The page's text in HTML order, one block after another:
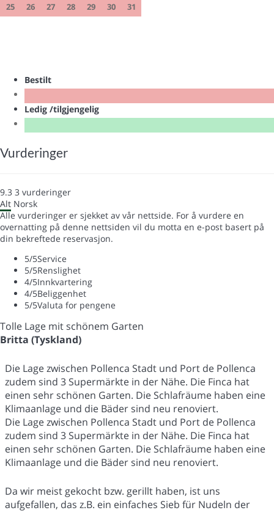
25
26 27 28 29 30 31
Bestilt
Ledig /tilgjengelig
Vurderinger
9.3 3 vurderinger
Alt Norsk
Alle vurderinger er sjekket av vår nettside. For å vurdere en
overnatting på denne nettsiden vil du motta en e-post basert på
din bekreftede reservasjon.
5/5Service
5/5Renslighet
4/5Innkvartering
4/5Beliggenhet
5/5Valuta for pengene
Tolle Lage mit schönem Garten
Britta (Tyskland)
Die Lage zwischen Pollenca Stadt und Port de Pollenca
zudem sind 3 Supermärkte in der Nähe. Die Finca hat
einen sehr schönen Garten. Die Schlafräume haben eine
Klimaanlage und die Bäder sind neu renoviert.
Die Lage zwischen Pollenca Stadt und Port de Pollenca
zudem sind 3 Supermärkte in der Nähe. Die Finca hat
einen sehr schönen Garten. Die Schlafräume haben eine
Klimaanlage und die Bäder sind neu renoviert.
Da wir meist gekocht bzw. gerillt haben, ist uns
aufgefallen, das z.B. ein einfaches Sieb für Nudeln der